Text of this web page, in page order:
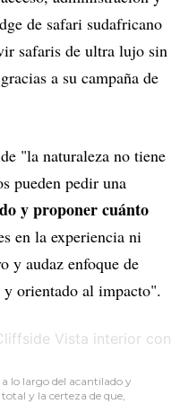
de safari sudafricano
safaris de ultra lujo sin
a su campaña de
"la naturaleza no tiene
pueden pedir una
y proponer cuánto
en la experiencia ni
y audaz enfoque de
orientado al impacto".
lo largo del acantilado y
y la certeza de que,